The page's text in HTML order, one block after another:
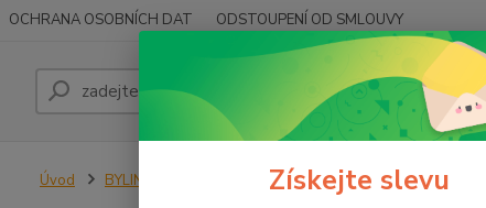
OCHRANA OSOBNÍCH DAT ODSTOUPENÍ OD SMLOUVY
Hledat
Úvod BYLINY BYLINY ŘEZANÉ NAŤ - HERBA Damiána
Získejte slevu